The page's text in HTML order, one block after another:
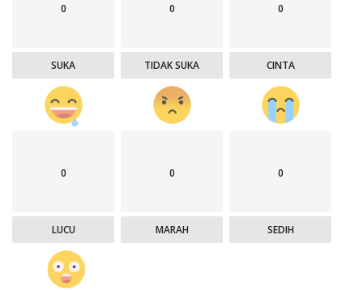
0
SUKA
0
TIDAK SUKA
0
CINTA
0
LUCU
0
MARAH
0
SEDIH